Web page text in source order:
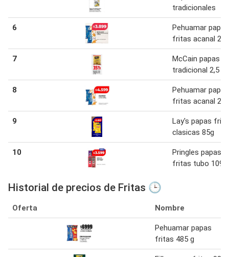
tradicionales
6
Pehuamar papas
fritas acanal
7
McCain papas
tradicional 2,5 kg
8
Pehuamar papas
fritas acanal
9
Lay's papas
clasicas 85g
10
Pringles papas
fritas tubo
Historial de precios de Fritas 🕒
Oferta Nombre
Pehuamar papas
fritas 485 g